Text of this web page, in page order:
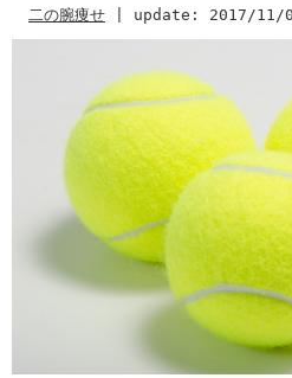
二の腕痩せ update: 2017/11/